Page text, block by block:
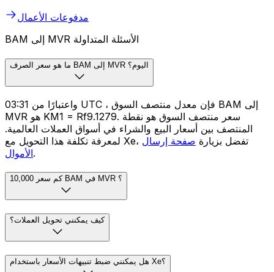
مدفوعات الأعمال
BAM إلى MVR الأسئلة المتداولة
ما هو سعر الصرف BAM إلى MVR اليوم؟
واعتبارًا من 03:31 UTC ، فإن معدل منتصف السوق BAM إلى
MVR هو KM1 = Rf9.1279. سعر منتصف السوق هو نقطة
المنتصف بين أسعار البيع والشراء في أسواق العملات العالمية.
لمعرفة تكلفة هذا التحويل مع Xe، تفضل بزيارة صفحة إرسال
الأموال.
كم سعر 10,000 BAM في MVR ؟
كيف يمكنني تحويل العملات؟
هل يمكنني ضبط تنبيهات الأسعار باستخدام Xe؟